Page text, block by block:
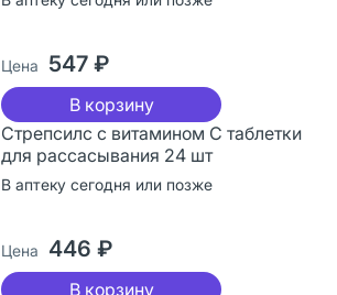
Цена 547 ₽
В корзину
Стрепсилс с витамином С таблетки
для рассасывания 24 шт
В аптеку сегодня или позже
Цена 446 ₽
В корзину